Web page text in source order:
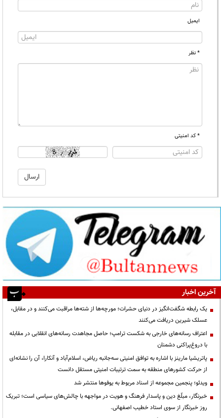
ایمیل
* نظر
* کد امنیتی
آخرین اخبار
یک رابطه شگفت‌انگیز در دنیای حشرات؛ مورچه‌ها از شته‌ها مراقبت می‌کنند و در مقابل،
عسلک شیرین دریافت می‌کنند
اعتراف رسانه‌های خارجی به شکست ترامپ؛ حاصل مجاهدت رسانه‌های انقلابی در مقابله
با دروغ‌پراکنی دشمنان
پاتریشیا مارینز با اشاره به توافق امنیتی سه‌جانبه ریاض، اسلام‌آباد و آنکارا، آن را نشانه‌ای
از حرکت کشورهای منطقه به سمت ترتیبات امنیتی مستقل دانست
ویدئو؛ پنجمین مجموعه از اسناد مربوط به یوفوها منتشر شد
خبرنگار، مبلّغ دین و پاسدار فرهنگ و هویت در مواجهه با چالش‌های سیاسی است؛ تبریک
روز خبرنگار از سوی استاد خطیب اصفهانی.